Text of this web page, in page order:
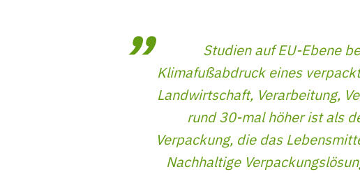
Studien auf EU-Ebene
Klimafußabdruck eines
Landwirtschaft, Verarbeitung,
rund 30-mal höher ist als
Verpackung, die das
Nachhaltige